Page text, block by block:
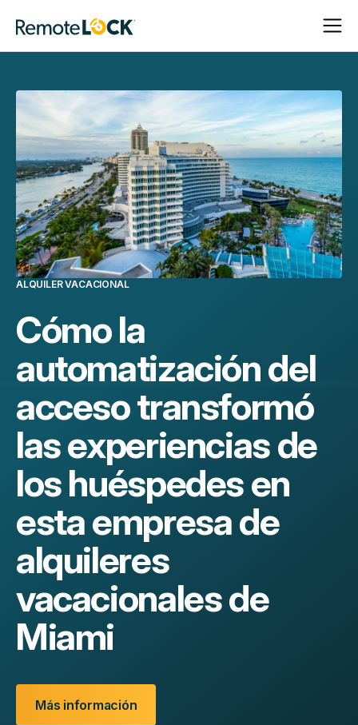
Página
de
inicio
Abrir
Cerrar
ALQUILER VACACIONAL
Cómo la
automatización del
acceso transformó
las experiencias de
los huéspedes en
esta empresa de
alquileres
vacacionales de
Miami
Más información